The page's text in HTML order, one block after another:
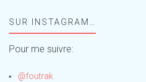
!SUR INSTAGRAM…
Pour me suivre:
@foutrak